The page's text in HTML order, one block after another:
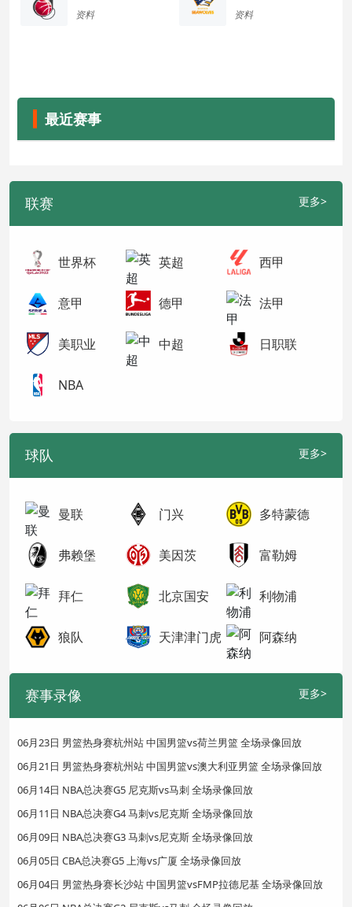
资料 资料
最近赛事
联赛 更多>
世界杯 英超 西甲
意甲 德甲 法甲
美职业 中超 日职联
NBA
球队 更多>
曼联 门兴 多特蒙德
弗赖堡 美因茨 富勒姆
拜仁 北京国安 利物浦
狼队 天津津门虎 阿森纳
赛事录像 更多>
06月23日 男篮热身赛杭州站 中国男篮vs荷兰男篮 全场录像回放
06月21日 男篮热身赛杭州站 中国男篮vs澳大利亚男篮 全场录像回放
06月14日 NBA总决赛G5 尼克斯vs马刺 全场录像回放
06月11日 NBA总决赛G4 马刺vs尼克斯 全场录像回放
06月09日 NBA总决赛G3 马刺vs尼克斯 全场录像回放
06月05日 CBA总决赛G5 上海vs广厦 全场录像回放
06月04日 男篮热身赛长沙站 中国男篮vsFMP拉德尼基 全场录像回放